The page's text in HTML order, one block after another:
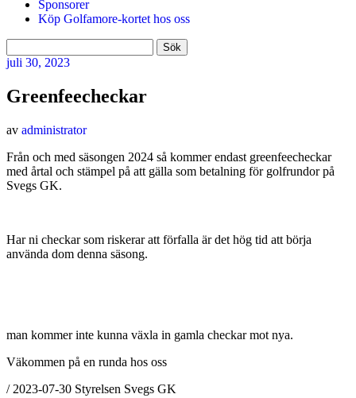
Sponsorer
Köp Golfamore-kortet hos oss
efter:
juli 30, 2023
Greenfeecheckar
av administrator
Från och med säsongen 2024 så kommer endast greenfeecheckar
med årtal och stämpel på att gälla som betalning för golfrundor på
Svegs GK.
Har ni checkar som riskerar att förfalla är det hög tid att börja
använda dom denna säsong.
man kommer inte kunna växla in gamla checkar mot nya.
Väkommen på en runda hos oss
/ 2023-07-30 Styrelsen Svegs GK